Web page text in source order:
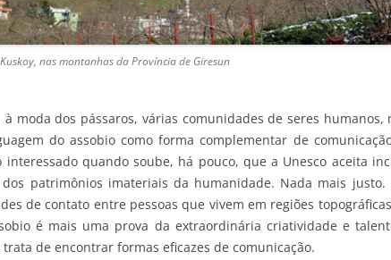
nas montanhas da Província de Giresun
moda dos pássaros, várias comunidades de seres humanos,
do assobio como forma complementar de
interessado quando soube, há pouco, que a Unesco aceita
patrimônios imateriais da humanidade. Nada mais justo.
de contato entre pessoas que vivem em regiões
é mais uma prova da extraordinária criatividade e
de encontrar formas eficazes de comunicação.